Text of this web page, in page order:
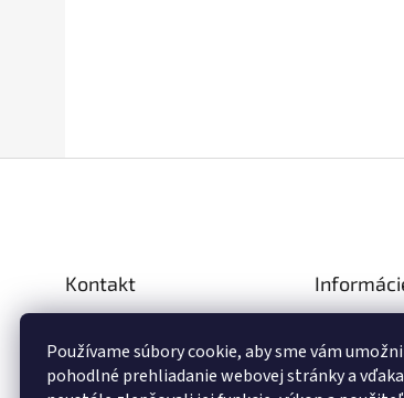
Používame súbory cookie, aby sme vám
pohodlné prehliadanie webovej stránky a
Kontakt
+421 903 106 751
https://facebook.com/hifi
Obchodné
Podmienky